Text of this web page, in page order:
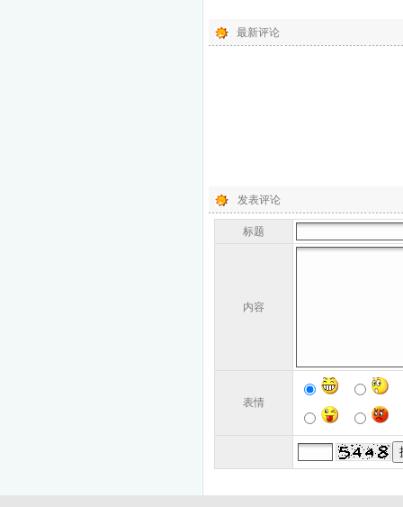
最新评论
发表评论
标题
内容
表情